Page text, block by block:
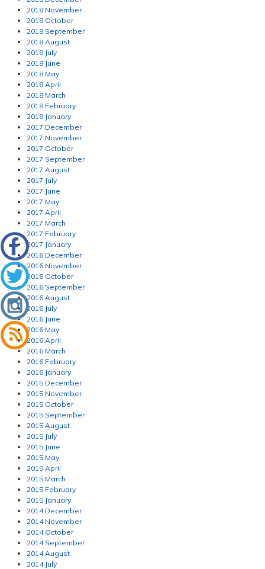
2018 November
2018 October
2018 September
2018 August
2018 July
2018 June
2018 May
2018 April
2018 March
2018 February
2018 January
2017 December
2017 November
2017 October
2017 September
2017 August
2017 July
2017 June
2017 May
2017 April
2017 March
2017 February
2017 January
2016 December
2016 November
2016 October
2016 September
2016 August
2016 July
2016 June
2016 May
2016 April
2016 March
2016 February
2016 January
2015 December
2015 November
2015 October
2015 September
2015 August
2015 July
2015 June
2015 May
2015 April
2015 March
2015 February
2015 January
2014 December
2014 November
2014 October
2014 September
2014 August
2014 July